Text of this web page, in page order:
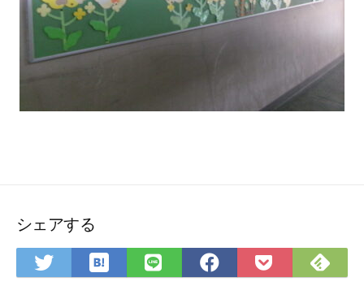
シェアする
Twitter
は LINE Facebook
Pocket
Feedly